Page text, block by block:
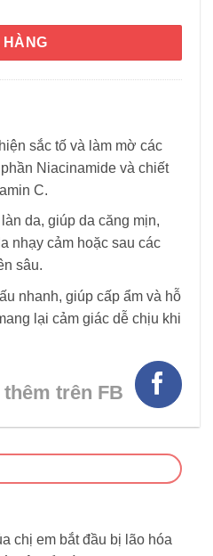
HÀNG
sắc tố và làm mờ các
Niacinamide và chiết
C.
da, giúp da căng mịn,
nhạy cảm hoặc sau các
sâu.
nhanh, giúp cấp ẩm và hỗ
lại cảm giác dễ chịu khi
thêm trên FB
chị em bắt đầu bị lão hóa